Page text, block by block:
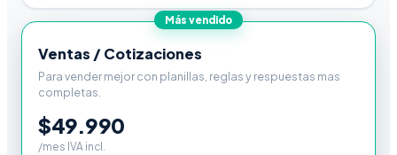
Más vendido
Ventas / Cotizaciones
Para vender mejor con planillas, reglas y respuestas mas
completas.
$49.990
/mes IVA incl.